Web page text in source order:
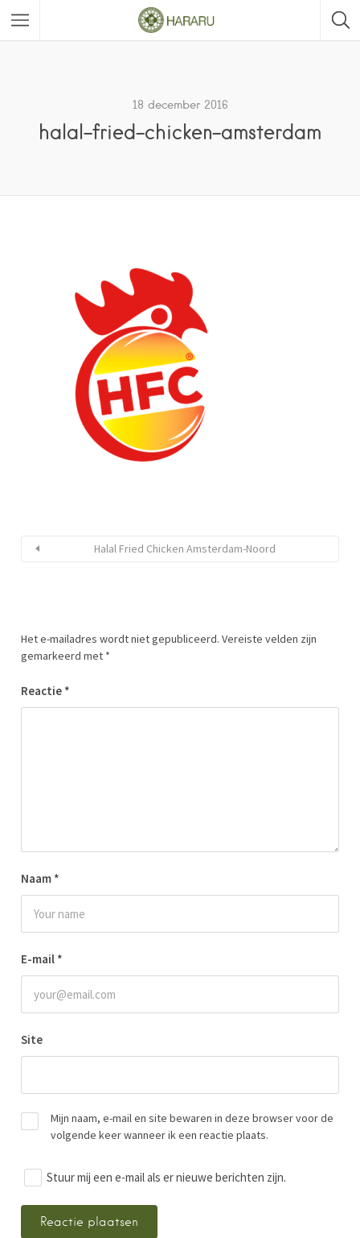
18 december 2016
halal-fried-chicken-amsterdam
Halal Fried Chicken Amsterdam-Noord
Het e-mailadres wordt niet gepubliceerd. Vereiste velden zijn
gemarkeerd met *
Reactie *
Naam *
E-mail *
Site
Mijn naam, e-mail en site bewaren in deze browser voor de
volgende keer wanneer ik een reactie plaats.
Stuur mij een e-mail als er nieuwe berichten zijn.